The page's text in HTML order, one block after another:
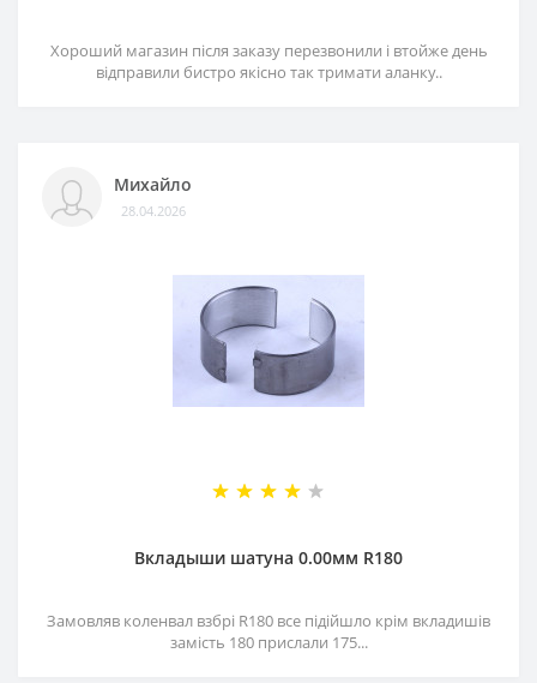
Хороший магазин після заказу перезвонили і втойже день
відправили бистро якісно так тримати аланку..
Михайло
28.04.2026
Вкладыши шатуна 0.00мм R180
Замовляв коленвал взбрі R180 все підійшло крім вкладишів
замість 180 прислали 175...